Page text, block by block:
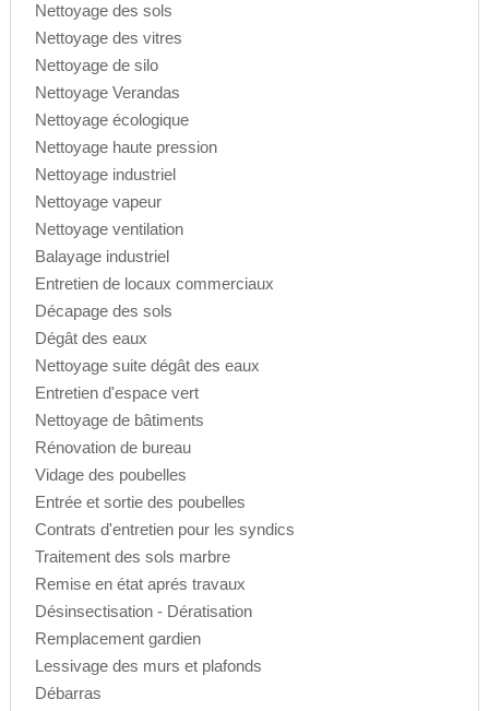
Nettoyage des sols
Nettoyage des vitres
Nettoyage de silo
Nettoyage Verandas
Nettoyage écologique
Nettoyage haute pression
Nettoyage industriel
Nettoyage vapeur
Nettoyage ventilation
Balayage industriel
Entretien de locaux commerciaux
Décapage des sols
Dégât des eaux
Nettoyage suite dégât des eaux
Entretien d'espace vert
Nettoyage de bâtiments
Rénovation de bureau
Vidage des poubelles
Entrée et sortie des poubelles
Contrats d'entretien pour les syndics
Traitement des sols marbre
Remise en état aprés travaux
Désinsectisation - Dératisation
Remplacement gardien
Lessivage des murs et plafonds
Débarras